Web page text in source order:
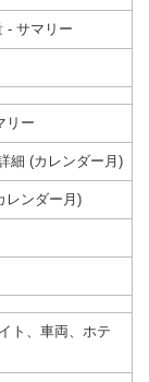
- サマリー
リー
細 (カレンダー月)
レンダー月)
ト、車両、ホテ